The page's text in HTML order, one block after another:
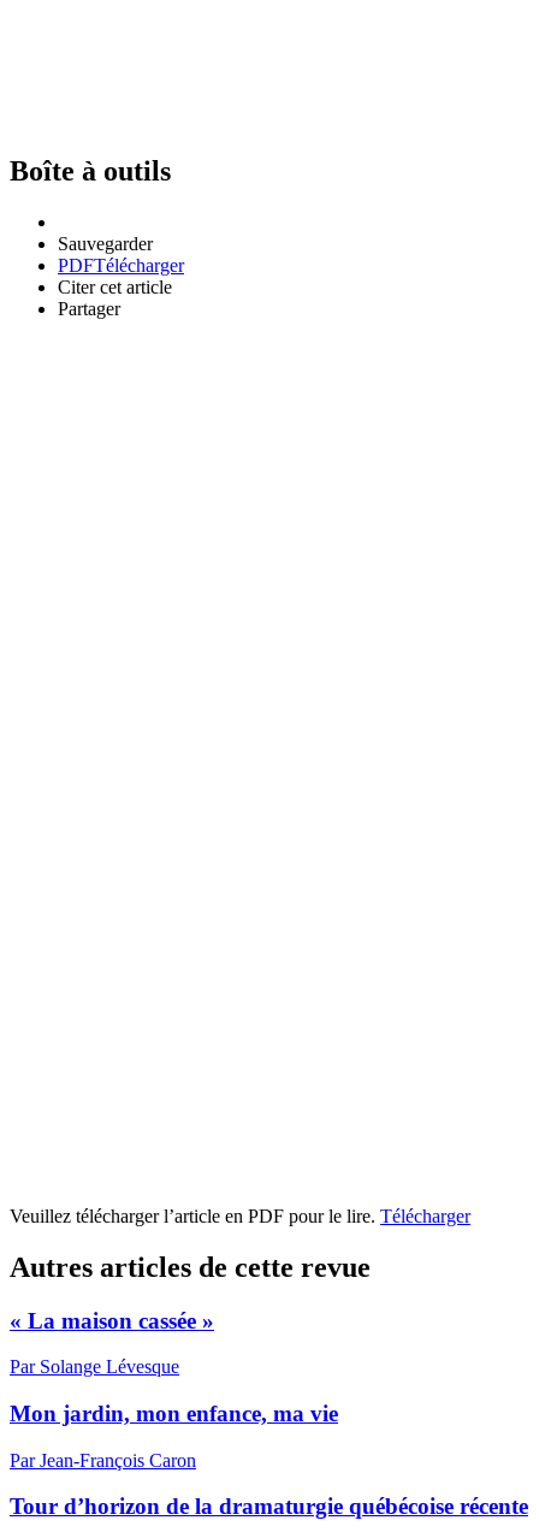
Boîte à outils
Sauvegarder
PDFTélécharger
Citer cet article
Partager
Veuillez télécharger l’article en PDF pour le lire. Télécharger
Autres articles de cette revue
« La maison cassée »
Par Solange Lévesque
Mon jardin, mon enfance, ma vie
Par Jean-François Caron
Tour d’horizon de la dramaturgie québécoise récente